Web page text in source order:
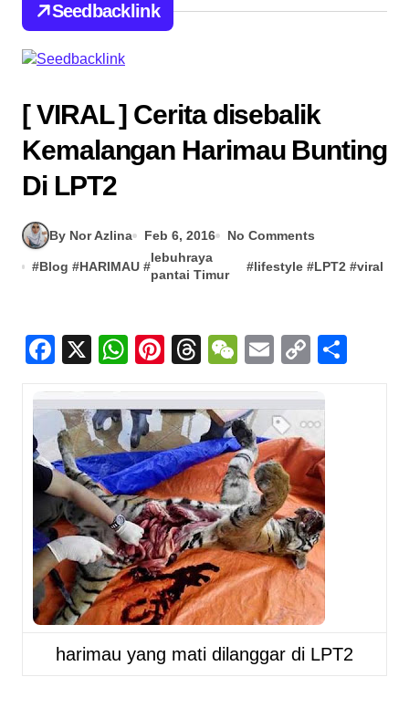
Seedbacklink
[ VIRAL ] Cerita disebalik
Kemalangan Harimau Bunting
Di LPT2
By Nor Azlina Feb 6, 2016 No Comments
#Blog #HARIMAU #
lebuhraya
pantai Timur
#lifestyle #LPT2 #viral
Facebook
X WhatsApp
Pinterest
Threads
WeChat
EmailCopy
harimau yang mati dilanggar di LPT2